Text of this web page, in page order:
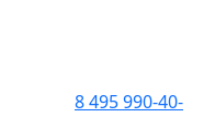
8 495 990-40-